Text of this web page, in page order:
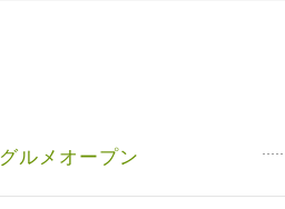
グルメオープン